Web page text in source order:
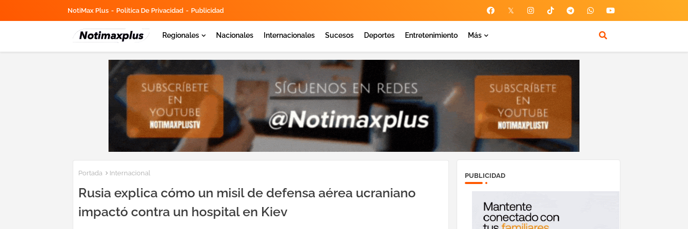
NotiMax Plus Política De Privacidad Publicidad
Regionales Nacionales Internacionales Sucesos Deportes Entretenimiento Más
Portada Internacional
Rusia explica cómo un misil de defensa aérea ucraniano
impactó contra un hospital en Kiev
PUBLICIDAD